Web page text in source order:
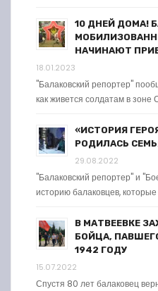
10 ДНЕЙ ДОМА!
НАЧИНАЮТ
18.01.2023
"Балаковский репортер"
как живется солдатам в зоне
«ИСТОРИЯ
РОДИЛАСЬ
29.08.2022
"Балаковский репортер" и
историю балаковцев,
В МАТВЕЕВКЕ
БОЙЦА,
1942 ГОДУ
15.07.2022
Спустя 80 лет балаковец